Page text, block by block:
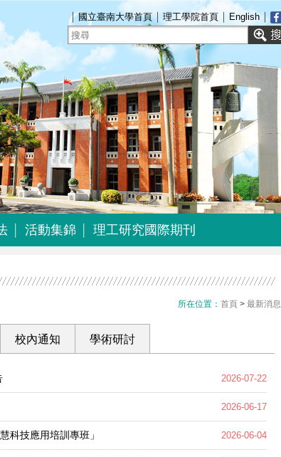
｜ 國立臺南大學首頁｜ 理工學院首頁 ｜ English｜
活動集錦
理工研究國際期刊
所在位置： 首頁 > 最新消息
校內通知 學術研討
2026-07-22
2026-06-17
科技應用培訓專班」 2026-06-04